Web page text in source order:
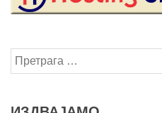
Претрага
за: